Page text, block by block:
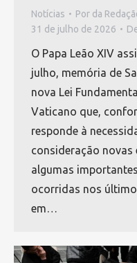
Notícias Por da
31 de julho de 2026
O Papa Leão XIV
julho, memória de
nova Lei
Vaticano que,
responde à
consideração novas
algumas
ocorridas nos
em…